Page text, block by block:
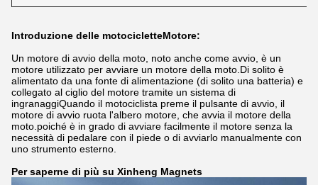
Introduzione delle motocicletteMotore:
Un motore di avvio della moto, noto anche come avvio, è un
motore utilizzato per avviare un motore della moto.Di solito è
alimentato da una fonte di alimentazione (di solito una batteria) e
collegato al ciglio del motore tramite un sistema di
ingranaggiQuando il motociclista preme il pulsante di avvio, il
motore di avvio ruota l'albero motore, che avvia il motore della
moto.poiché è in grado di avviare facilmente il motore senza la
necessità di pedalare con il piede o di avviarlo manualmente con
uno strumento esterno.
Per saperne di più su Xinheng Magnets